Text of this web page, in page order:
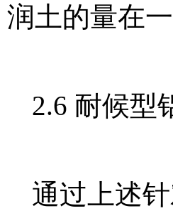
润土的量在
2.6 耐候型
通过上述